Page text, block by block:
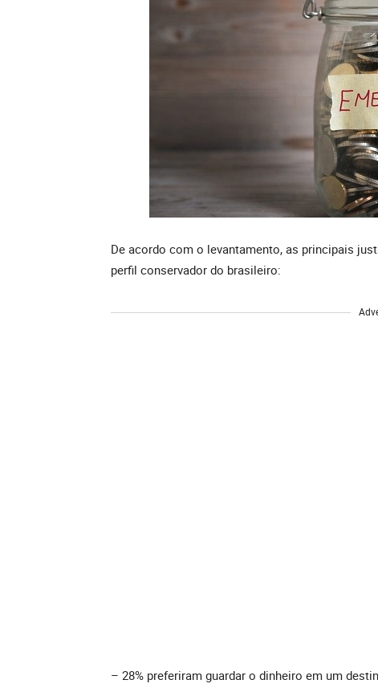
De acordo com o levantamento, as principais
perfil conservador do brasileiro:
– 28% preferiram guardar o dinheiro em um